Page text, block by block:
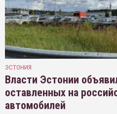
ЭСТОНИЯ
Власти Эстонии
оставленных на
автомобилей